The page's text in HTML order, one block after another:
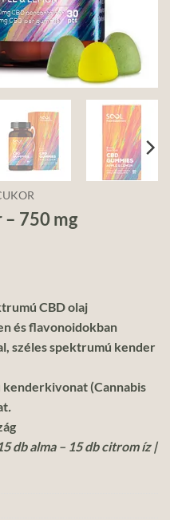
– 750 mg
CBD olaj
és flavonoidokban
széles spektrumú kender
(Cannabis
.
db alma – 15 db citrom íz |